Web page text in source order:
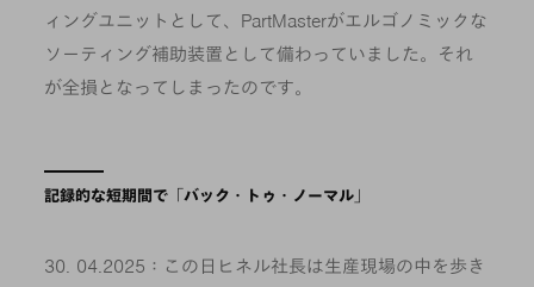
ィングユニットとして、PartMasterがエルゴノミックな
ソーティング補助装置として備わっていました。それ
が全損となってしまったのです。
記録的な短期間で「バック・トゥ・ノーマル」
30. 04.2025：この日ヒネル社長は生産現場の中を歩き